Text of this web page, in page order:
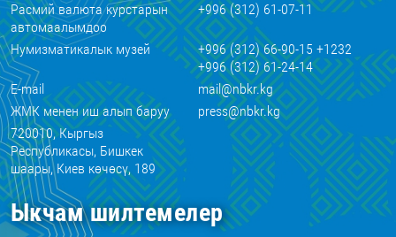
Расмий валюта курстарын
автомаалымдоо
+996 (312) 61-07-11
Нумизматикалык музей
+996 (312) 66-90-15 +1232
+996 (312) 61-24-14
E-mail
mail@nbkr.kg
ЖМК менен иш алып баруу
press@nbkr.kg
720010, Кыргыз
Республикасы, Бишкек
шаары, Киев көчөсү, 189
Ыкчам шилтемелер